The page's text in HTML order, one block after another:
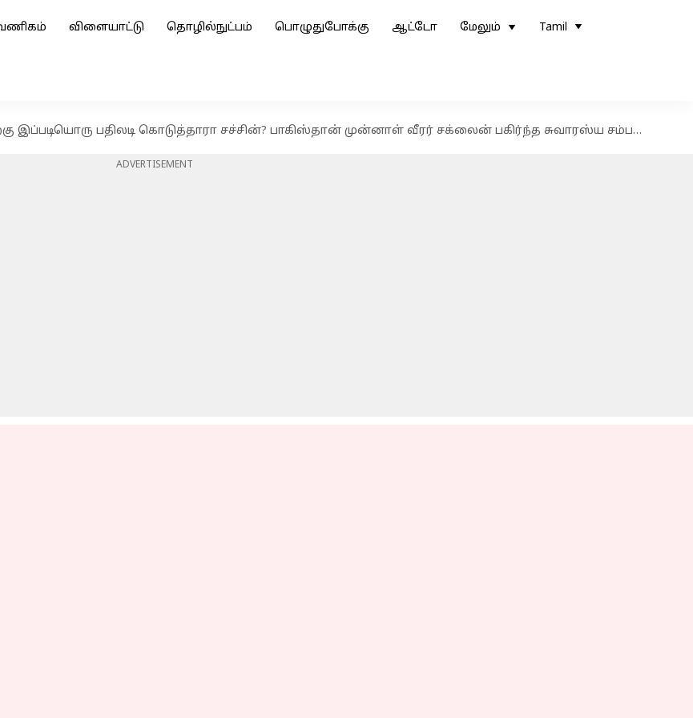
விளையாட்டு தொழில்நுட்பம் பொழுதுபோக்கு ஆட்டோ மேலும் Tamil
இப்படியொரு பதிலடி கொடுத்தாரா சச்சின்? பாகிஸ்தான் முன்னாள் வீரர் சக்லைன் பகிர்ந்த சுவாரஸ்ய சம்பவம்
ADVERTISEMENT